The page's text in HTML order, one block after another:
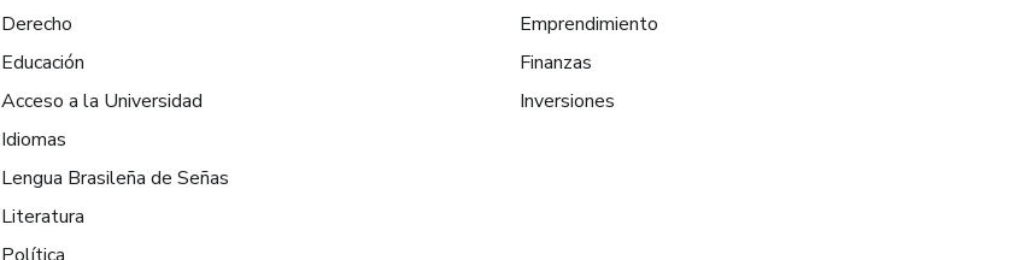
Derecho
Educación
Acceso a la Universidad
Idiomas
Lengua Brasileña de Señas
Literatura
Emprendimiento
Finanzas
Inversiones